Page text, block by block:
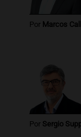
Panorama
Episodios
Panorama
Episodios
Por Marcos
Por Sergio